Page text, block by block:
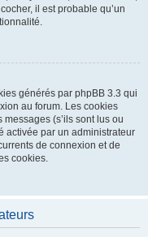
il est probable qu’un
générés par phpBB 3.3 qui
au forum. Les cookies
(s’ils sont lus ou
activée par un administrateur
de connexion et de
cookies.